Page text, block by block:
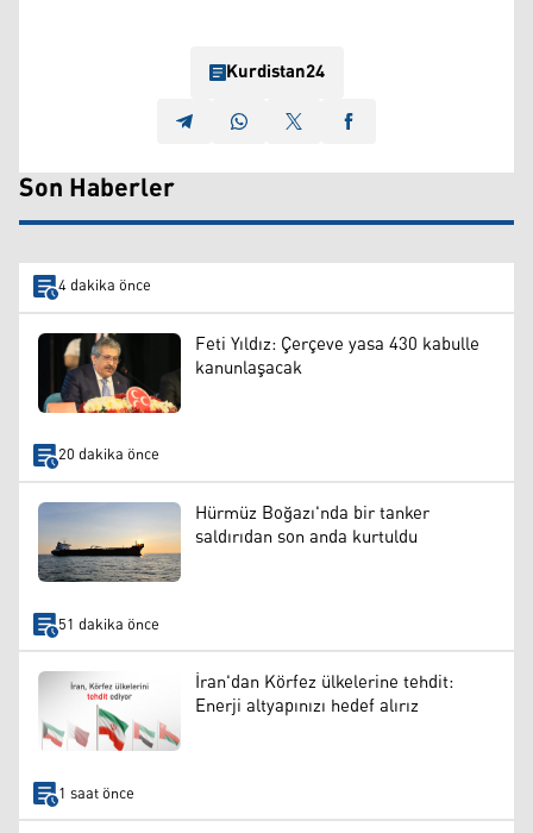
Kurdistan24
Son Haberler
4 dakika önce
Feti Yıldız: Çerçeve yasa 430 kabulle
kanunlaşacak
20 dakika önce
Hürmüz Boğazı'nda bir tanker
saldırıdan son anda kurtuldu
51 dakika önce
İran'dan Körfez ülkelerine tehdit:
Enerji altyapınızı hedef alırız
1 saat önce